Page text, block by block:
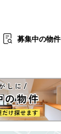
募集中の物件